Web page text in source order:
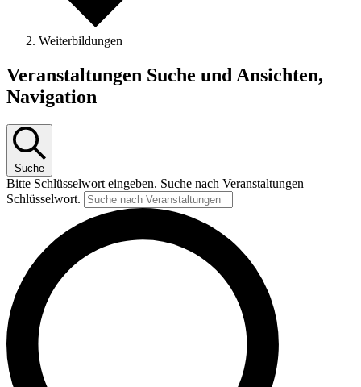
Weiterbildungen
Veranstaltungen Suche und Ansichten,
Navigation
Suche
Bitte Schlüsselwort eingeben. Suche nach Veranstaltungen
Schlüsselwort.